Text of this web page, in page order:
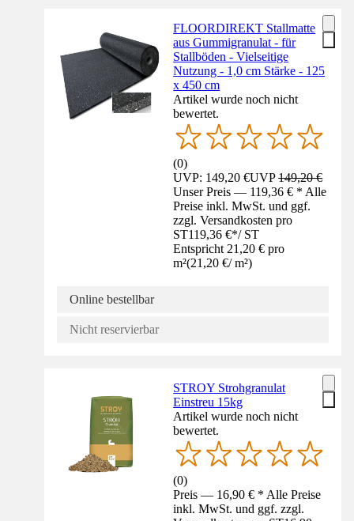
FLOORDIREKT Stallmatte
aus Gummigranulat - für
Stallböden - Vielseitige
Nutzung - 1,0 cm Stärke - 125
x 450 cm
Artikel wurde noch nicht
bewertet.
(0)
UVP: 149,20 €UVP149,20 €
Unser Preis — 119,36 € * Alle
Preise inkl. MwSt. und ggf.
zzgl. Versandkosten pro
ST119,36 €*/ ST
Entspricht 21,20 € pro
m²(21,20 €/ m²)
Online bestellbar
Nicht reservierbar
STROY Strohgranulat
Einstreu 15kg
Artikel wurde noch nicht
bewertet.
(0)
Preis — 16,90 € * Alle Preise
inkl. MwSt. und ggf. zzgl.